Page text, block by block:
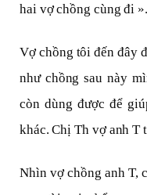
hai vợ chồng cùng đi ».
Vợ chồng tôi đến đây
như chồng sau này
còn dùng được để
khác. Chị Th vợ anh T
Nhìn vợ chồng anh T,